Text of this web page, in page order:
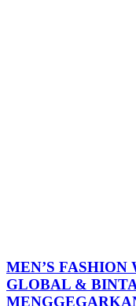
MEN’S FASHION
GLOBAL &